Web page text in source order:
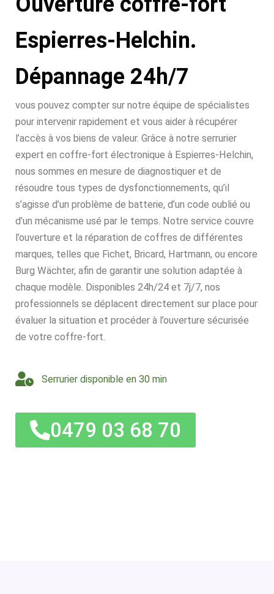
Espierres-Helchin.
Dépannage 24h/7
vous pouvez compter sur notre équipe de spécialistes
pour intervenir rapidement et vous aider à récupérer
l’accès à vos biens de valeur. Grâce à notre serrurier
expert en coffre-fort électronique à Espierres-Helchin,
nous sommes en mesure de diagnostiquer et de
résoudre tous types de dysfonctionnements, qu’il
s’agisse d’un problème de batterie, d’un code oublié ou
d’un mécanisme usé par le temps. Notre service couvre
l’ouverture et la réparation de coffres de différentes
marques, telles que Fichet, Bricard, Hartmann, ou encore
Burg Wächter, afin de garantir une solution adaptée à
chaque modèle. Disponibles 24h/24 et 7j/7, nos
professionnels se déplacent directement sur place pour
évaluer la situation et procéder à l’ouverture sécurisée
de votre coffre-fort.
Serrurier disponible en 30 min
0479 03 68 70